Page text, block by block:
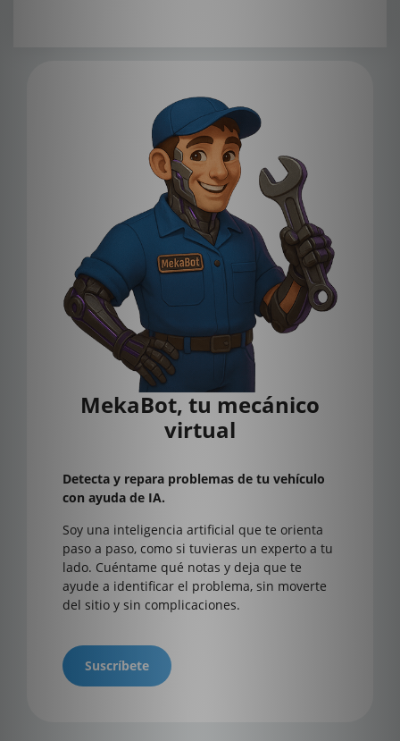
MekaBot, tu mecánico
virtual
Detecta y repara problemas de tu vehículo
con ayuda de IA.
Soy una inteligencia artificial que te orienta
paso a paso, como si tuvieras un experto a tu
lado. Cuéntame qué notas y deja que te
ayude a identificar el problema, sin moverte
del sitio y sin complicaciones.
Suscríbete